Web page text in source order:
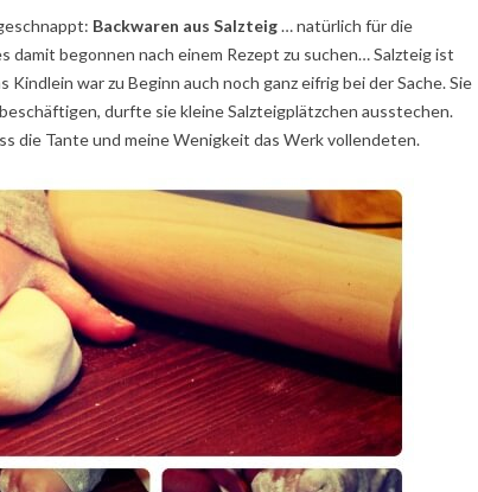
Backwaren aus Salzteig… natürlich für die
damit begonnen nach einem Rezept zu suchen… Salzteig ist
war zu Beginn auch noch ganz eifrig bei der Sache. Sie
durfte sie kleine Salzteigplätzchen ausstechen.
die Tante und meine Wenigkeit das Werk vollendeten.